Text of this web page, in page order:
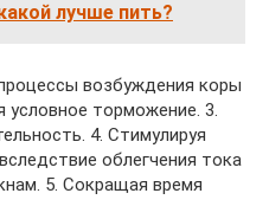
лучше пить?
возбуждения коры
условное торможение. 3.
4. Стимулируя
облегчения тока
5. Сокращая время